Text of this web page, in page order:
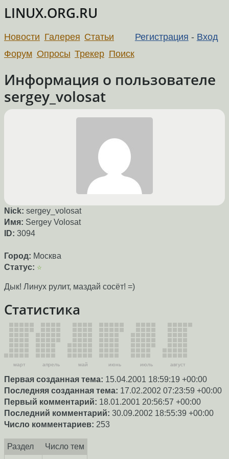
LINUX.ORG.RU
Регистрация - Вход
Новости Галерея Статьи
Форум Опросы Трекер Поиск
Информация о пользователе
sergey_volosat
Nick: sergey_volosat
Имя: Sergey Volosat
ID: 3094
Город: Москва
Статус: ☆
Дык! Линух рулит, маздай сосёт! =)
Статистика
март апрель май июнь июль август
Первая созданная тема: 15.04.2001 18:59:19 +00:00
Последняя созданная тема: 17.02.2002 07:23:59 +00:00
Первый комментарий: 18.01.2001 20:56:57 +00:00
Последний комментарий: 30.09.2002 18:55:39 +00:00
Число комментариев: 253
Раздел
Число тем